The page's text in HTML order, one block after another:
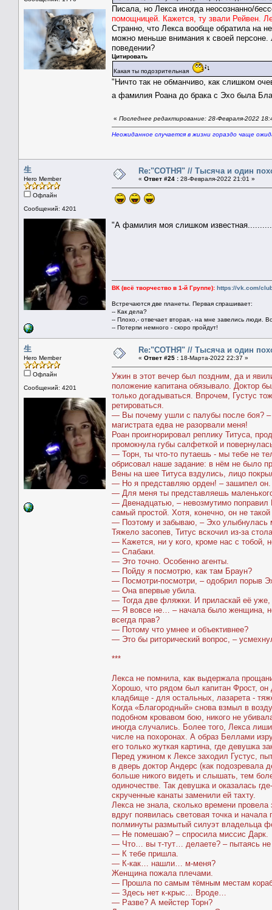
Писала, но Лекса иногда неосознанно/
помощницей. Кажется, ту звали Рейвен.
Странно, что Лекса вообще обратила на
можно меньше внимания к своей персоне.
поведении?
Цитировать
Какая ты подозрительная
"Ничто так не обманчиво, как слишком
а фамилия Роана до брака с Эхо была
« Последнее редактирование: 28-Февраля-2022
Неожиданное случается в жизни гораздо чаще
生
Hero Member
Офлайн
Сообщений: 4201
Re:"СОТНЯ" // Тысяча и один
« Ответ #24 : 28-Февраля-2022 21:01 »
"А фамилия моя слишком
ВК (всё творчество в 1-й Группе): https://vk.com/
Встречаются две планеты. Первая спрашивает:
-- Как дела?
-- Плохо,- отвечает вторая,- на мне завелись люди.
-- Потерпи немного - скоро пройдут!
生
Hero Member
Офлайн
Сообщений: 4201
Re:"СОТНЯ" // Тысяча и один
« Ответ #25 : 18-Марта-2022 22:37 »
Ужин в этот вечер был поздним, да и
положение капитана обязывало. Доктор
только догадываться. Впрочем, Густус
ретироваться.
— Вы почему ушли с палубы после боя? –
магистрата едва не разорвали меня!
Роан проигнорировал реплику Титуса,
промокнула губы салфеткой и
— Торн, ты что-то путаешь - мы тебе не
обрисовал наше задание: в нём не было
Вены на шее Титуса вздулись, лицо
— Но я представляю орден! – зашипел он.
— Для меня ты представляешь
— Двенадцатью, – невозмутимо поправил
самый простой. Хотя, конечно, он не
— Поэтому и забываю, – Эхо улыбнулась
Тяжело засопев, Титус вскочил из-за
— Кажется, ни у кого, кроме нас с тобой,
— Слабаки.
— Это точно. Особенно агенты.
— Пойду я посмотрю, как там Браун?
— Посмотри-посмотри, – одобрил порыв
— Она впервые убила.
— Тогда две фляжки. И приласкай её уже,
— Я вовсе не… – начала было женщина,
всегда прав?
— Потому что умнее и объективнее?
— Это бы риторический вопрос, –
***
Лекса не помнила, как выдержала
Хорошо, что рядом был капитан Фрост, он
кладбище - для остальных, лазарета -
Когда «Благородный» снова взмыл в
подобном кровавом бою, никого не
иногда случались. Более того, Лекса
числе на похоронах. А образ Беллами
его только жуткая картина, где девушка
Перед ужином к Лексе заходил Густус,
в дверь доктор Андерс (как подозревала
больше никого видеть и слышать, тем
одиночестве. Так девушка и оказалась
скрученные канаты заменили ей тахту.
Лекса не знала, сколько времени
вдруг появилась световая точка и
полминуты размытый силуэт владельца
— Не помешаю? – спросила миссис Дарк.
— Что… вы т-тут… делаете? – пытаясь не
— К тебе пришла.
— К-как… нашли… м-меня?
Женщина пожала плечами.
— Прошла по самым тёмным местам
— Здесь нет к-крыс… Вроде…
— Разве? А мейстер Торн?